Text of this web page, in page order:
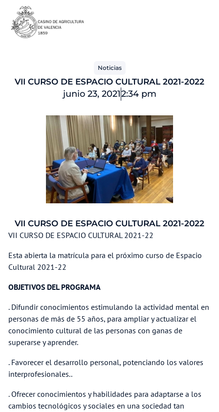
al
Noticias
VII CURSO DE ESPACIO CULTURAL 2021-2022
junio 23, 20212:34 pm
VII CURSO DE ESPACIO CULTURAL 2021-2022
VII CURSO DE ESPACIO CULTURAL 2021-22
Esta abierta la matrícula para el próximo curso de Espacio
Cultural 2021-22
OBJETIVOS DEL PROGRAMA
. Difundir conocimientos estimulando la actividad mental en
personas de más de 55 años, para ampliar y actualizar el
conocimiento cultural de las personas con ganas de
superarse y aprender.
. Favorecer el desarrollo personal, potenciando los valores
interprofesionales..
. Ofrecer conocimientos y habilidades para adaptarse a los
cambios tecnológicos y sociales en una sociedad tan